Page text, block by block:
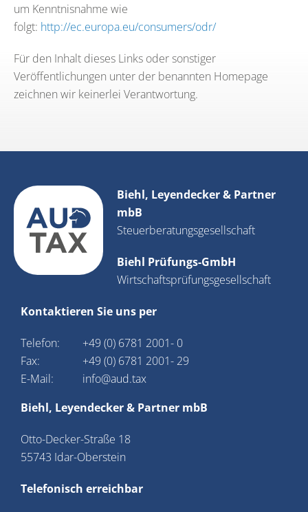
um Kenntnisnahme wie
folgt: http://ec.europa.eu/consumers/odr/
Für den Inhalt dieses Links oder sonstiger
Veröffentlichungen unter der benannten Homepage
zeichnen wir keinerlei Verantwortung.
Biehl, Leyendecker & Partner
mbB
Steuerberatungsgesellschaft
Biehl Prüfungs-GmbH
Wirtschaftsprüfungs­gesellschaft
Kontaktieren Sie uns per
Telefon:
+49 (0) 6781 2001- 0
Fax:
+49 (0) 6781 2001- 29
E-Mail:
info@aud.tax
Biehl, Leyendecker & Partner mbB
Otto-Decker-Straße 18
55743 Idar-Oberstein
Telefonisch erreichbar